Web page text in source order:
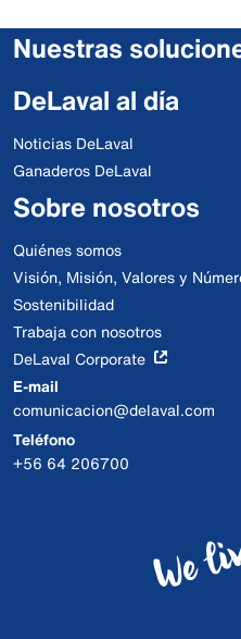
Nuestras
DeLaval al día
Noticias DeLaval
Ganaderos DeLaval
Sobre nosotros
Quiénes somos
Visión, Misión, Valores y
Sostenibilidad
Trabaja con nosotros
DeLaval Corporate
E-mail
comunicacion@delaval.com
Teléfono
+56 64 206700